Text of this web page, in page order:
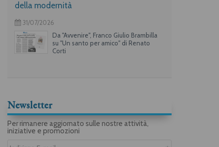
della modernità
31/07/2026
Da "Avvenire", Franco Giulio Brambilla
su "Un santo per amico" di Renato
Corti
Newsletter
Per rimanere aggiornato sulle nostre attività,
iniziative e promozioni